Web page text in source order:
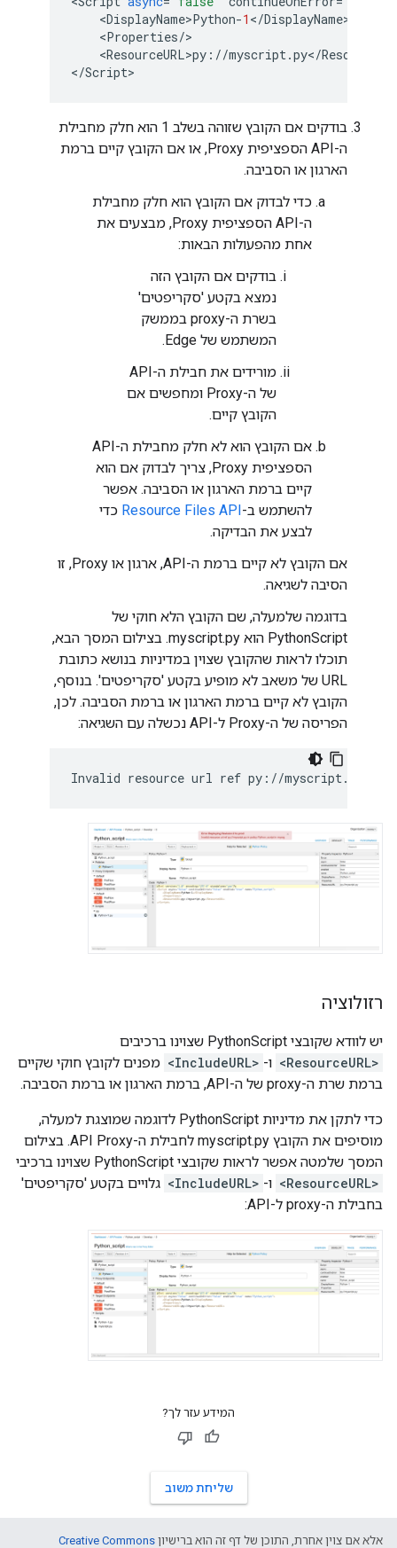
    <
DisplayName>Python-1 </DisplayName>
    <
Properties/>
    <
ResourceURL>py : //myscript.py</
</Script>
בודקים אם הקובץ שזוהה בשלב 1 הוא חלק מחבילת
ה-API הספציפית Proxy, או אם הקובץ קיים ברמת
הארגון או הסביבה.
כדי לבדוק אם הקובץ הוא חלק מחבילת
ה-API הספציפית Proxy, מבצעים את
אחת מהפעולות הבאות:
בודקים אם הקובץ הזה
נמצא בקטע 'סקריפטים'
בשרת ה-proxy בממשק
המשתמש של Edge.
מורידים את חבילת ה-API
של ה-Proxy ומחפשים אם
הקובץ קיים.
אם הקובץ הוא לא חלק מחבילת ה-API
הספציפית Proxy, צריך לבדוק אם הוא
קיים ברמת הארגון או הסביבה. אפשר
להשתמש ב- Resource Files API כדי
לבצע את הבדיקה.
אם הקובץ לא קיים ברמת ה-API, ארגון או Proxy, זו
הסיבה לשגיאה.
בדוגמה שלמעלה, שם הקובץ הלא חוקי של
PythonScript הוא myscript.py. בצילום המסך הבא,
תוכלו לראות שהקובץ שצוין במדיניות בנושא כתובת
URL של משאב לא מופיע בקטע 'סקריפטים'. בנוסף,
הקובץ לא קיים ברמת הארגון או ברמת הסביבה. לכן,
הפריסה של ה-Proxy ל-API נכשלה עם השגיאה:
Invalid resource url ref py : //myscript.
רזולוציה
יש לוודא שקובצי PythonScript שצוינו ברכיבים
<ResourceURL> ו- <IncludeURL> מפנים לקובץ חוקי שקיים
ברמת שרת ה-proxy של ה-API, ברמת הארגון או ברמת הסביבה.
כדי לתקן את מדיניות PythonScript לדוגמה שמוצגת למעלה,
מוסיפים את הקובץ myscript.py לחבילת ה-API Proxy. בצילום
המסך שלמטה אפשר לראות שקובצי PythonScript שצוינו ברכיבי
<ResourceURL> ו- <IncludeURL> גלויים בקטע 'סקריפטים'
בחבילת ה-proxy ל-API:
המידע עזר לך?
שליחת משוב
אלא אם צוין אחרת, התוכן של דף זה הוא ברישיון Creative Commons